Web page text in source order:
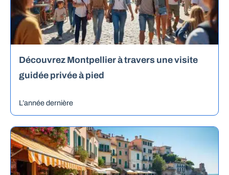
Découvrez Montpellier à travers une visite
guidée privée à pied
L’année dernière